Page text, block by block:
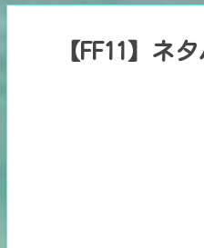
【FF11】ネ